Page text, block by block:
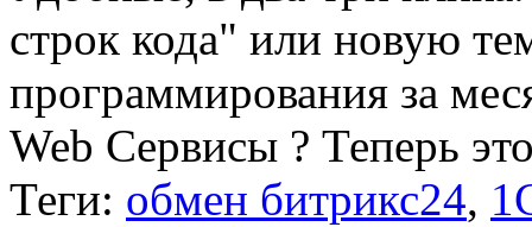
строк кода" или новую
программирования за
Web Сервисы ? Теперь
Теги: обмен битрикс24,